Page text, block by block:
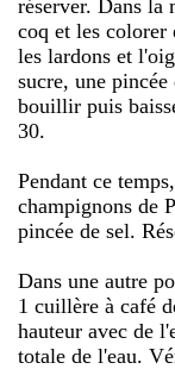
réserver. Dans la
coq et les
les lardons et
sucre, une
bouillir puis
30.
Pendant ce
champignons de
pincée de sel.
Dans une autre
1 cuillère à café
hauteur avec de
totale de l'eau.